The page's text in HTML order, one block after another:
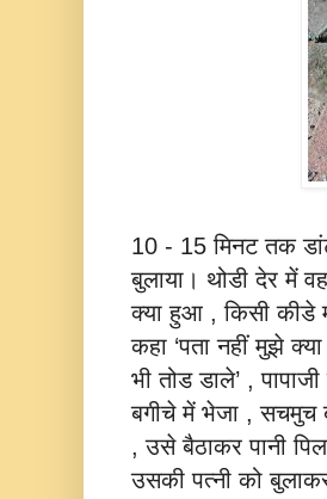
10 - 15 मिनट तक
बुलाया। थोडी देर में
क्‍या हुआ , किसी कीडे
कहा ‘पता नहीं मुझे
भी तोड डाले’ ,
बगीचे में भेजा , सचमुच
, उसे बैठाकर पानी
उसकी पत्‍नी को